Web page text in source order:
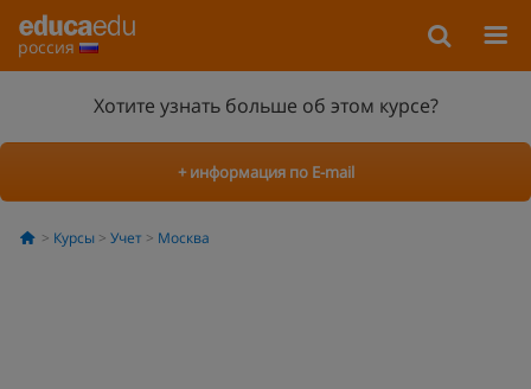
россия
Хотите узнать больше об этом курсе?
+ информация по E-mail
Курсы Учет Москва